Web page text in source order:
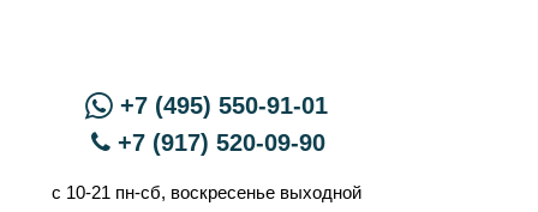
+7 (495) 550-91-01
+7 (917) 520-09-90
с 10-21 пн-сб, воскресенье выходной